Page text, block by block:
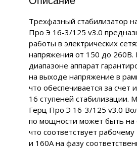
Трехфазный стабилизатор
Про Э 16-3/125 v3.0
работы в электрических
напряжения от 150 до 260В.
диапазоне аппарат
на выходе напряжение в
что обеспечивается за счет
16 ступеней стабилизации.
Герц Про Э 16-3/125 v3.0
по мощности может быть на
что соответствует
и 160А на фазу